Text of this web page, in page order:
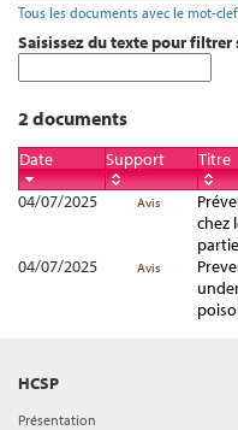
Tous les documents avec le mot-clef
Saisissez du texte pour
2 documents
Date Support
Titre
04/07/2025
Avis
chez
04/07/2025
Avis
HCSP
Présentation